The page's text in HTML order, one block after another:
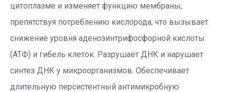
цитоплазме и изменяет функцию мембраны,
препятствуя потреблению кислорода, что вызывает
снижение уровня аденозинтрифосфорной кислоты
(АТФ) и гибель клеток. Разрушает ДНК и нарушает
синтез ДНК у микроорганизмов. Обеспечивает
длительную персистентный антимикробную